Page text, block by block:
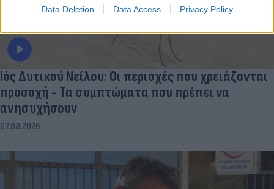
Data Deletion Data Access Privacy Policy
Ιός Δυτικού Νείλου: Οι περιοχές που χρειάζονται
προσοχή - Τα συμπτώματα που πρέπει να
ανησυχήσουν
07.08.2026